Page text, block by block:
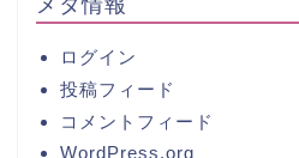
ログイン
投稿フィード
コメントフィード
WordPress.org